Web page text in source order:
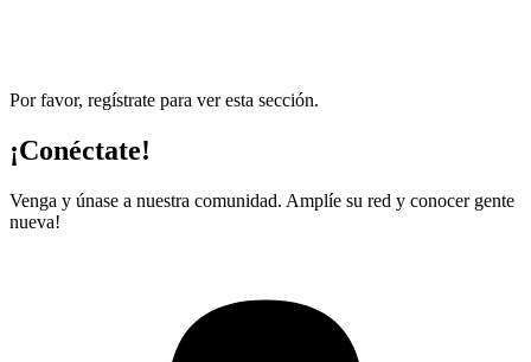
Por favor, regístrate para ver esta sección.
¡Conéctate!
Venga y únase a nuestra comunidad. Amplíe su red y conocer gente
nueva!